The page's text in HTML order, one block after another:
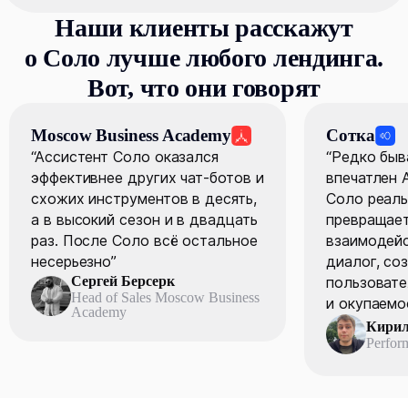
Наши клиенты расскажут
о Соло лучше любого лендинга.
Вот, что они говорят
Moscow Business Academy
“Ассистент Соло оказался
эффективнее других чат-ботов и
схожих инструментов в десять,
а в высокий сезон и в двадцать
раз. После Соло всё остальное
несерьезно”
Сергей Берсерк
Head of Sales Moscow Business
Academy
Сотка
“Редко
впечатлен
Соло
диалог,
и